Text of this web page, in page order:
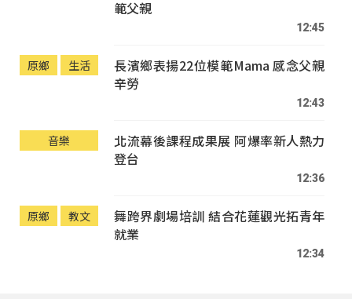
範父親
12:45
原鄉 生活
長濱鄉表揚22位模範Mama 感念父親
辛勞
12:43
音樂
北流幕後課程成果展 阿爆率新人熱力
登台
12:36
原鄉 教文
舞跨界劇場培訓 結合花蓮觀光拓青年
就業
12:34